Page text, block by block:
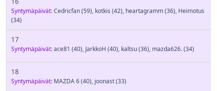
Syntymäpäivät:Cedricfan(59), kotkis (42), heartagramm(36), Heimotus
(34)
17
Syntymäpäivät:ace81 (40), JarkkoH (40), kaltsu(36), mazda626.(34)
18
Syntymäpäivät: MAZDA 6(40), joonast(33)